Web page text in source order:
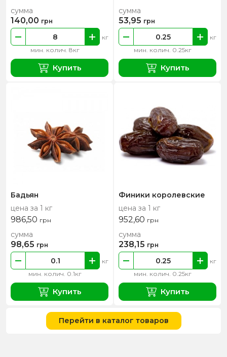
мин. колич. 8кг
кг
сумма
140,00 грн
Купить
мин. колич. 0.25кг
кг
сумма
53,95 грн
Купить
Бадьян
цена за 1 кг
986,50 грн
мин. колич. 0.1кг
кг
сумма
98,65 грн
Купить
Финики королевские
цена за 1 кг
952,60 грн
мин. колич. 0.25кг
кг
сумма
238,15 грн
Купить
Перейти в каталог товаров